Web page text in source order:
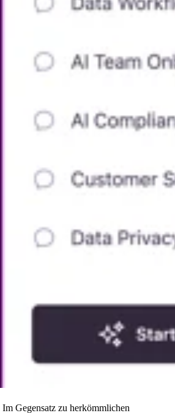
Im Gegensatz zu herkömmlichen